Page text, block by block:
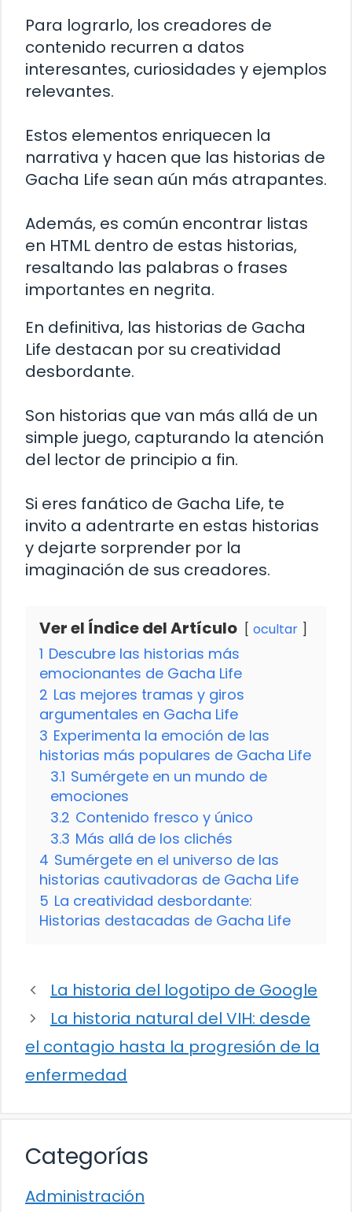
Para lograrlo, los creadores de
contenido recurren a datos
interesantes, curiosidades y ejemplos
relevantes.
Estos elementos enriquecen la
narrativa y hacen que las historias de
Gacha Life sean aún más atrapantes.
Además, es común encontrar listas
en HTML dentro de estas historias,
resaltando las palabras o frases
importantes en negrita.
En definitiva, las historias de Gacha
Life destacan por su creatividad
desbordante.
Son historias que van más allá de un
simple juego, capturando la atención
del lector de principio a fin.
Si eres fanático de Gacha Life, te
invito a adentrarte en estas historias
y dejarte sorprender por la
imaginación de sus creadores.
Ver el Índice del Artículo ocultar
1 Descubre las historias más
emocionantes de Gacha Life
2 Las mejores tramas y giros
argumentales en Gacha Life
3 Experimenta la emoción de las
historias más populares de Gacha Life
3.1 Sumérgete en un mundo de
emociones
3.2 Contenido fresco y único
3.3 Más allá de los clichés
4 Sumérgete en el universo de las
historias cautivadoras de Gacha Life
5 La creatividad desbordante:
Historias destacadas de Gacha Life
La historia del logotipo de Google
La historia natural del VIH: desde
el contagio hasta la progresión de la
enfermedad
Categorías
Administración